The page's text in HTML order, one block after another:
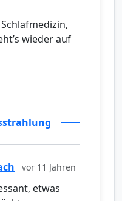
wieder auf
vor 11 Jahren
etwas